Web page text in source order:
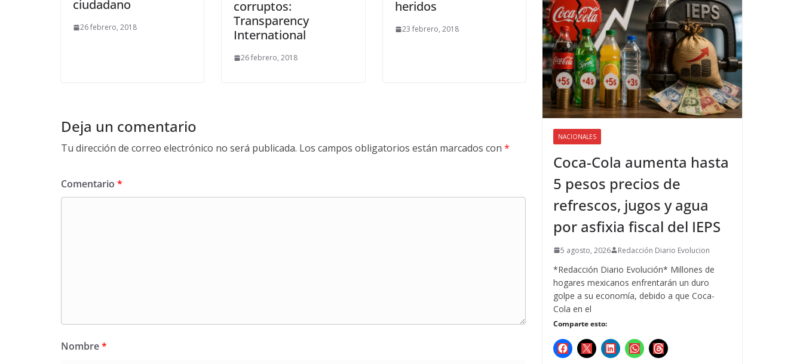
ciudadano
26 febrero, 2018
corruptos:
Transparency
International
26 febrero, 2018
heridos
23 febrero, 2018
Deja un comentario
Tu dirección de correo electrónico no será publicada. Los campos obligatorios están marcados con *
Comentario *
Nombre*
NACIONALES
Coca-Cola aumenta hasta
5 pesos precios de
refrescos, jugos y agua
por asfixia fiscal del IEPS
5 agosto, 2026 Redacción Diario Evolucion
*Redacción Diario Evolución* Millones de
hogares mexicanos enfrentarán un duro
golpe a su economía, debido a que Coca-
Cola en el
Comparte esto: